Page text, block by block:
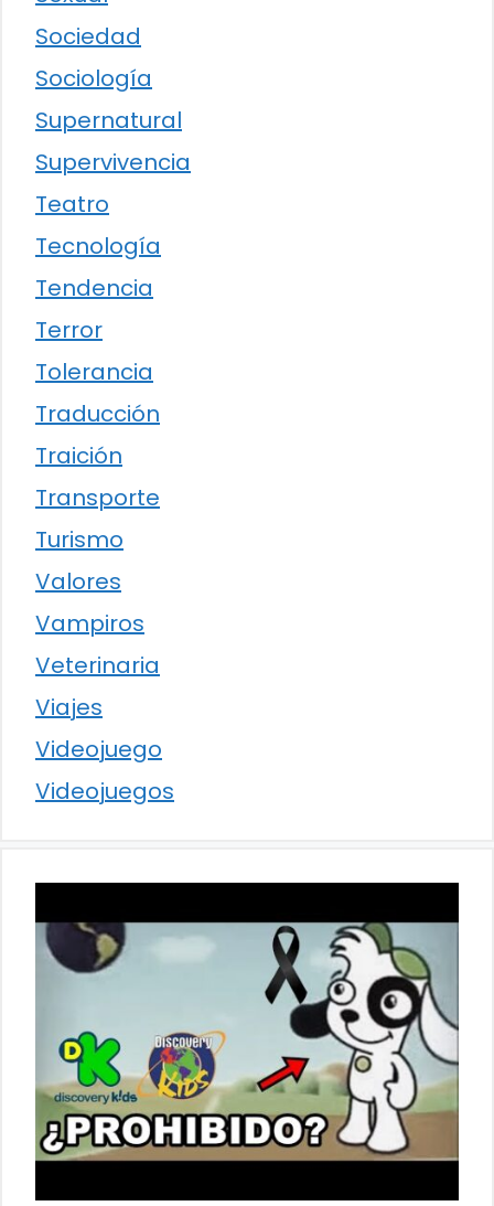
Sociedad
Sociología
Supernatural
Supervivencia
Teatro
Tecnología
Tendencia
Terror
Tolerancia
Traducción
Traición
Transporte
Turismo
Valores
Vampiros
Veterinaria
Viajes
Videojuego
Videojuegos